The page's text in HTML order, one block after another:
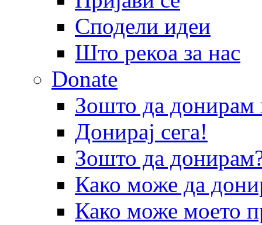
Сподели идеи
Што рекоа за нас
Donate
Зошто да
Донирај сега!
Зошто да
Како може да
Како може моето